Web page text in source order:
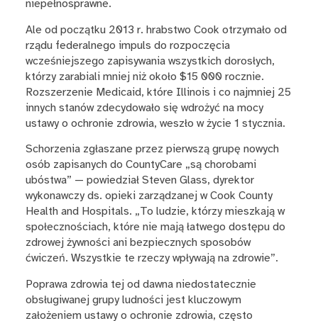
niepełnosprawne.
Ale od początku 2013 r. hrabstwo Cook otrzymało od
rządu federalnego impuls do rozpoczęcia
wcześniejszego zapisywania wszystkich dorosłych,
którzy zarabiali mniej niż około $15 000 rocznie.
Rozszerzenie Medicaid, które Illinois i co najmniej 25
innych stanów zdecydowało się wdrożyć na mocy
ustawy o ochronie zdrowia, weszło w życie 1 stycznia.
Schorzenia zgłaszane przez pierwszą grupę nowych
osób zapisanych do CountyCare „są chorobami
ubóstwa” — powiedział Steven Glass, dyrektor
wykonawczy ds. opieki zarządzanej w Cook County
Health and Hospitals. „To ludzie, którzy mieszkają w
społecznościach, które nie mają łatwego dostępu do
zdrowej żywności ani bezpiecznych sposobów
ćwiczeń. Wszystkie te rzeczy wpływają na zdrowie”.
Poprawa zdrowia tej od dawna niedostatecznie
obsługiwanej grupy ludności jest kluczowym
założeniem ustawy o ochronie zdrowia, często